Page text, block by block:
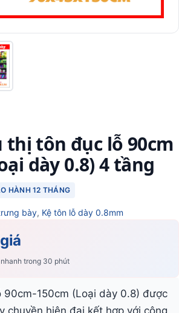
thị tôn đục lỗ 90cm
dày 0.8) 4 tầng
HÀNH 12 THÁNG
bày, Kệ tôn lỗ dày 0.8mm
trong 30 phút
90cm-150cm (Loại dày 0.8) được